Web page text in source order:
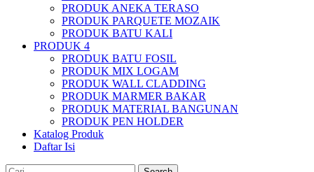
PRODUK ANEKA TERASO
PRODUK PARQUETE MOZAIK
PRODUK BATU KALI
PRODUK 4
PRODUK BATU FOSIL
PRODUK MIX LOGAM
PRODUK WALL CLADDING
PRODUK MARMER BAKAR
PRODUK MATERIAL BANGUNAN
PRODUK PEN HOLDER
Katalog Produk
Daftar Isi